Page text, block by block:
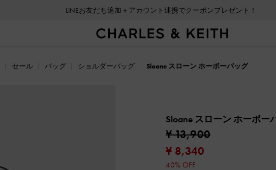
LINEお友だち追加＋アカウント連携でクーポンプレゼント！
セール バッグ ショルダーバッグ Sloane スローン ホーボーバッグ
Sloane スローン ホーボー
¥ 13,900
¥ 8,340
40% OFF